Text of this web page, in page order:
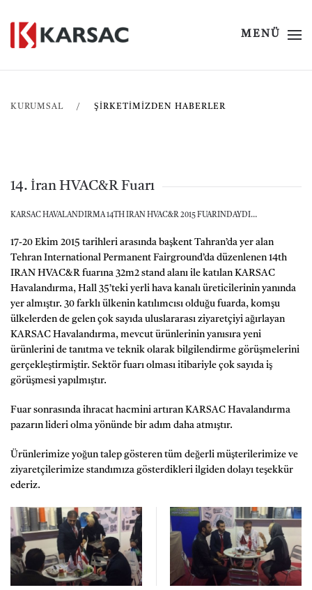
MENÜ
KURUMSAL ŞIRKETIMIZDEN HABERLER
14. İran HVAC&R Fuarı
KARSAC HAVALANDIRMA 14TH IRAN HVAC&R 2015 FUARINDAYDI…
17-20 Ekim 2015 tarihleri arasında başkent Tahran’da yer alan
Tehran International Permanent Fairground’da düzenlenen 14th
IRAN HVAC&R fuarına 32m2 stand alanı ile katılan KARSAC
Havalandırma, Hall 35’teki yerli hava kanalı üreticilerinin yanında
yer almıştır. 30 farklı ülkenin katılımcısı olduğu fuarda, komşu
ülkelerden de gelen çok sayıda uluslararası ziyaretçiyi ağırlayan
KARSAC Havalandırma, mevcut ürünlerinin yanısıra yeni
ürünlerini de tanıtma ve teknik olarak bilgilendirme görüşmelerini
gerçekleştirmiştir. Sektör fuarı olması itibariyle çok sayıda iş
görüşmesi yapılmıştır.
Fuar sonrasında ihracat hacmini artıran KARSAC Havalandırma
pazarın lideri olma yönünde bir adım daha atmıştır.
Ürünlerimize yoğun talep gösteren tüm değerli müşterilerimize ve
ziyaretçilerimize standımıza gösterdikleri ilgiden dolayı teşekkür
ederiz.